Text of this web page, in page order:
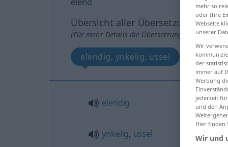
Übersicht aller Übersetzungen
(Für mehr Details die Übersetzung anklicken/
elendig, ynkelig, ussel
elendig
ynkelig, ussel
mehr so
oder Ihre
Webseite
unserer
Wir
der
immer auf
Werbung
jederzeit
und den
Hier finden
Wir und